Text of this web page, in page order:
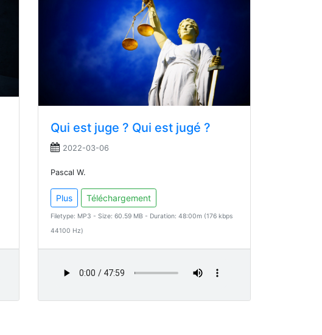
Qui est juge ? Qui est jugé ?
2022-03-06
Pascal W.
Plus Téléchargement
Filetype: MP3 - Size: 60.59 MB - Duration: 48:00m (176 kbps
44100 Hz)